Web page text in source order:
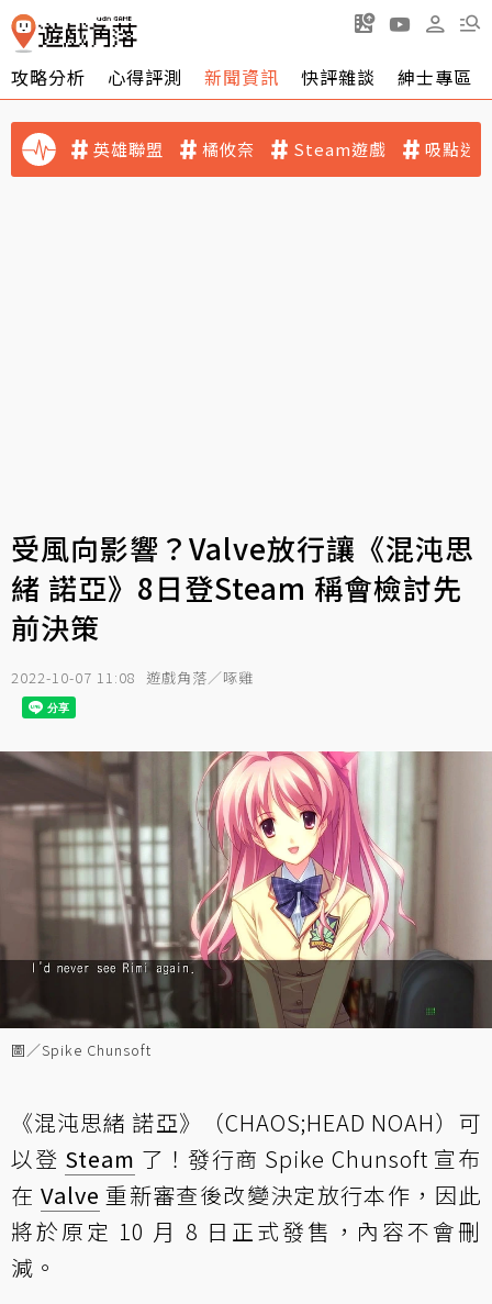
攻略分析 心得評測 新聞資訊 快評雜談 紳士專區
英雄聯盟 橘攸奈 Steam遊戲 吸點迷
受風向影響？Valve放行讓《混沌思
緒 諾亞》8日登Steam 稱會檢討先
前決策
2022-10-07 11:08 遊戲角落／啄雞
圖／Spike Chunsoft
《混沌思緒 諾亞》（CHAOS;HEAD NOAH）可
以登 Steam 了！發行商 Spike Chunsoft 宣布
在 Valve 重新審查後改變決定放行本作，因此
將於原定 10 月 8 日正式發售，內容不會刪
減。